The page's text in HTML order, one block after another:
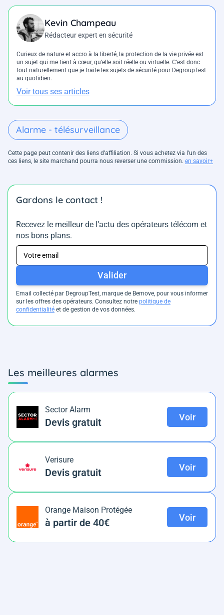
Kevin Champeau
Rédacteur expert en sécurité
Curieux de nature et accro à la liberté, la protection de la vie privée est
un sujet qui me tient à cœur, qu’elle soit réelle ou virtuelle. C’est donc
tout naturellement que je traite les sujets de sécurité pour DegroupTest
au quotidien.
Voir tous ses articles
Alarme - télésurveillance
Cette page peut contenir des liens d’affiliation. Si vous achetez via l'un des
ces liens, le site marchand pourra nous reverser une commission. en savoir+
Gardons le contact !
Recevez le meilleur de l’actu des opérateurs télécom et
nos bons plans.
Valider
Email collecté par DegroupTest, marque de Bemove, pour vous informer
sur les offres des opérateurs. Consultez notre politique de
confidentialité et de gestion de vos données.
Les meilleures alarmes
Sector Alarm
Devis gratuit Voir
Verisure
Devis gratuit Voir
Orange Maison Protégée
à partir de 40€ Voir